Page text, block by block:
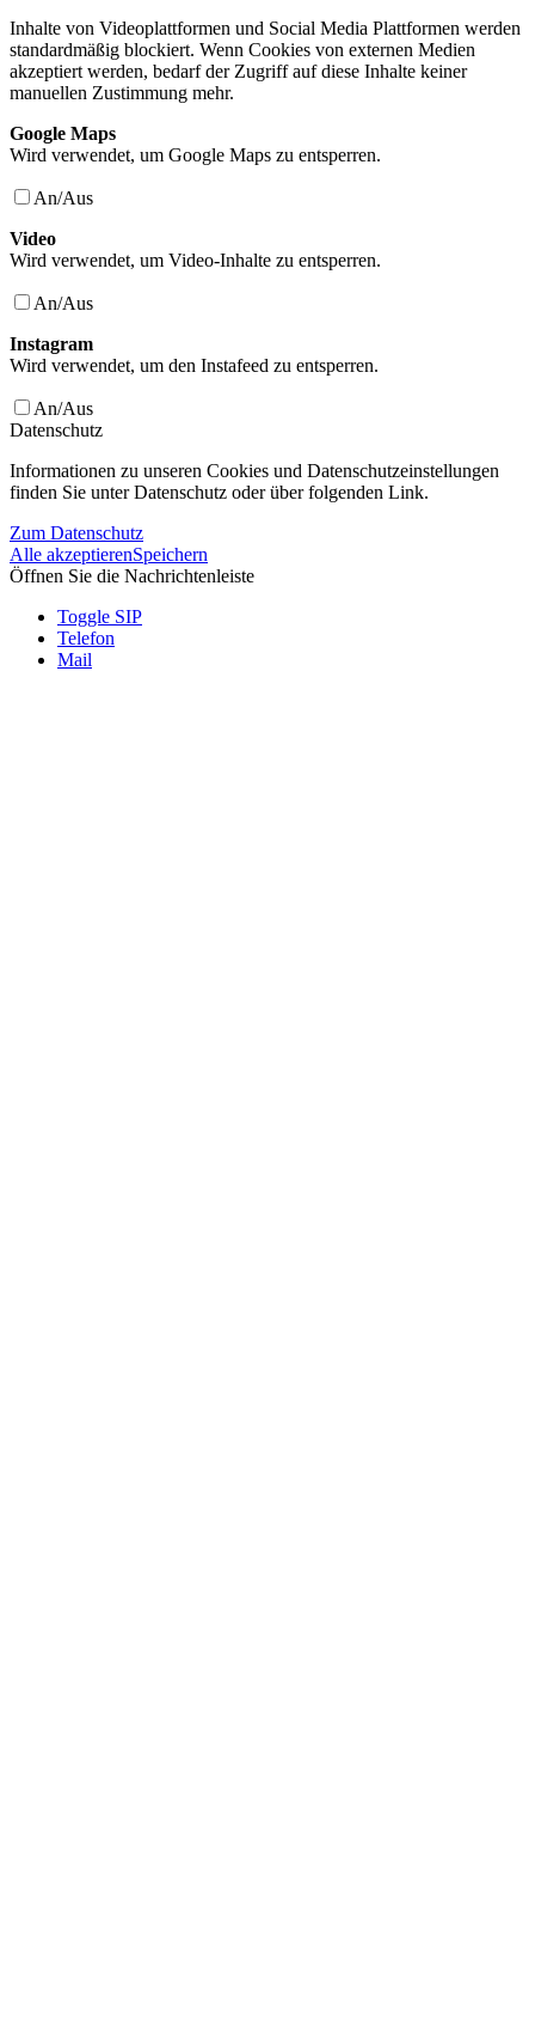
Inhalte von Videoplattformen und Social Media Plattformen werden
standardmäßig blockiert. Wenn Cookies von externen Medien
akzeptiert werden, bedarf der Zugriff auf diese Inhalte keiner
manuellen Zustimmung mehr.
Google Maps
Wird verwendet, um Google Maps zu entsperren.
An/Aus
Video
Wird verwendet, um Video-Inhalte zu entsperren.
An/Aus
Instagram
Wird verwendet, um den Instafeed zu entsperren.
An/Aus
Datenschutz
Informationen zu unseren Cookies und Datenschutzeinstellungen
finden Sie unter Datenschutz oder über folgenden Link.
Zum Datenschutz
Alle akzeptierenSpeichern
Öffnen Sie die Nachrichtenleiste
Toggle SIP
Telefon
Mail